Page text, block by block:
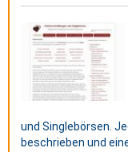
und Singlebörsen.
beschrieben und